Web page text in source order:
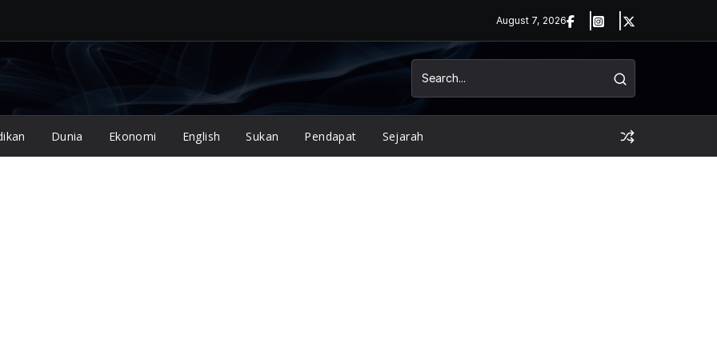
August 7, 2026
Dunia Ekonomi English Sukan Pendapat Sejarah